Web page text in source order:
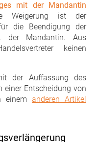
mit der Mandantin
Weigerung ist der
die Beendigung der
der Mandantin. Aus
keinen
der Auffassung des
einer Entscheidung von
einem anderen Artikel